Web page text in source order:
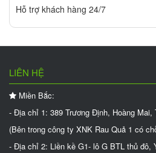
Hỗ trợ khách hàng 24/7
LIÊN HỆ
Miền Bắc:
- Địa chỉ 1: 389 Trương Định, Hoàng Mai,
(Bên trong công ty XNK Rau Quả 1 có
- Địa chỉ 2: Liền kề G1- lô G BTL thủ đô,